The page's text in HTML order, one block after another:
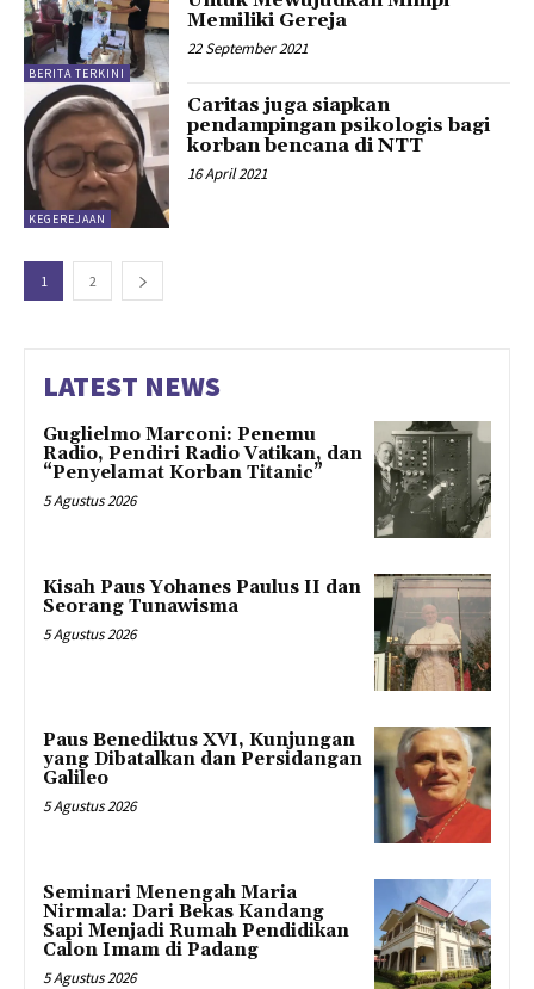
BERITA TERKINI
Memiliki Gereja
22 September 2021
KEGEREJAAN
Caritas juga siapkan
pendampingan psikologis bagi
korban bencana di NTT
16 April 2021
1 2
LATEST NEWS
Guglielmo Marconi: Penemu
Radio, Pendiri Radio Vatikan, dan
“Penyelamat Korban Titanic”
5 Agustus 2026
Kisah Paus Yohanes Paulus II dan
Seorang Tunawisma
5 Agustus 2026
Paus Benediktus XVI, Kunjungan
yang Dibatalkan dan Persidangan
Galileo
5 Agustus 2026
Seminari Menengah Maria
Nirmala: Dari Bekas Kandang
Sapi Menjadi Rumah Pendidikan
Calon Imam di Padang
5 Agustus 2026